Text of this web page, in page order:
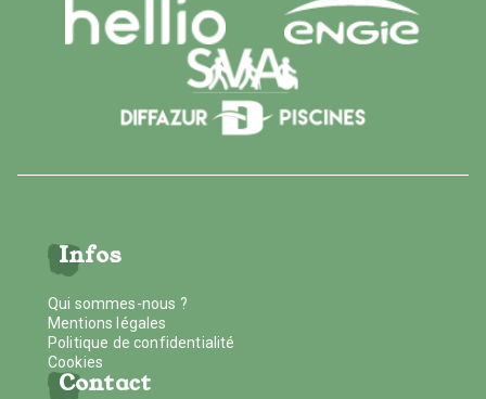
Infos
Qui sommes-nous ?
Mentions légales
Politique de confidentialité
Cookies
Contact